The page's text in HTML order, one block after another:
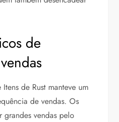
de
de Rust manteve um
de vendas. Os
grandes vendas pelo